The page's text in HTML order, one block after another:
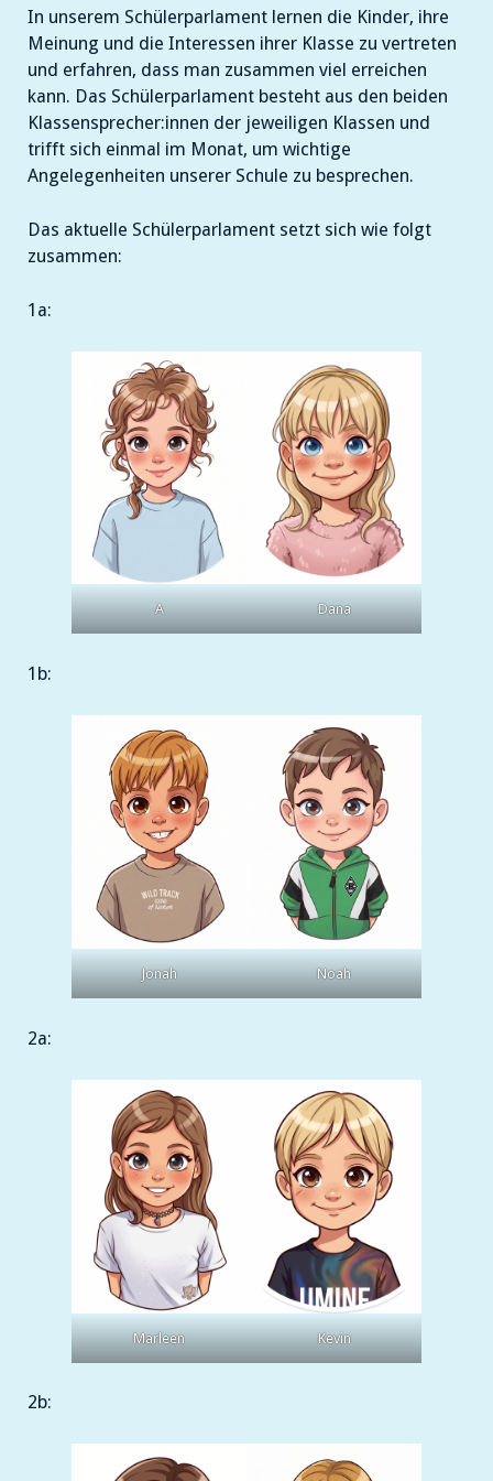
In unserem Schülerparlament lernen die Kinder, ihre
Meinung und die Interessen ihrer Klasse zu vertreten
und erfahren, dass man zusammen viel erreichen
kann. Das Schülerparlament besteht aus den beiden
Klassensprecher:innen der jeweiligen Klassen und
trifft sich einmal im Monat, um wichtige
Angelegenheiten unserer Schule zu besprechen.
Das aktuelle Schülerparlament setzt sich wie folgt
zusammen:
1a:
A Dana
1b:
Jonah Noah
2a:
Marleen Kevin
2b: